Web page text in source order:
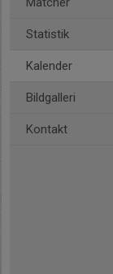
Statistik
Kalender
Bildgalleri
Kontakt